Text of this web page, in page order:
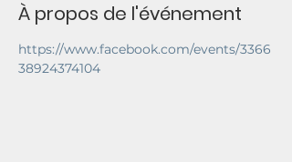
À propos de l'événement
https://www.facebook.com/events/3366
38924374104